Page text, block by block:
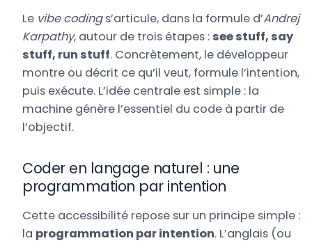
Le vibe codings’articule, dans la formule d’Andrej
Karpathy, autour de trois étapes : see stuff, say
stuff, run stuff. Concrètement, le développeur
montre ou décrit ce qu’il veut, formule l’intention,
puis exécute. L’idée centrale est simple : la
machine génère l’essentiel du code à partir de
l’objectif.
Coder en langage naturel : une
programmation par intention
Cette accessibilité repose sur un principe simple :
la programmation par intention. L’anglais (ou